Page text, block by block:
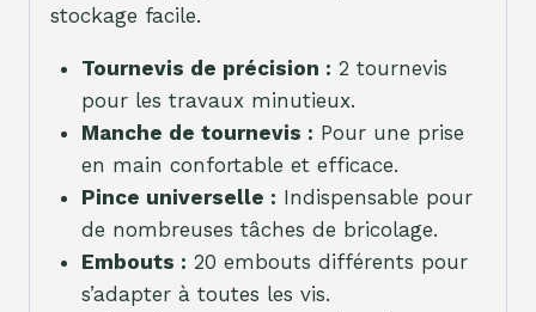
stockage facile.
Tournevis de précision : 2 tournevis
pour les travaux minutieux.
Manche de tournevis : Pour une prise
en main confortable et efficace.
Pince universelle : Indispensable pour
de nombreuses tâches de bricolage.
Embouts : 20 embouts différents pour
s’adapter à toutes les vis.